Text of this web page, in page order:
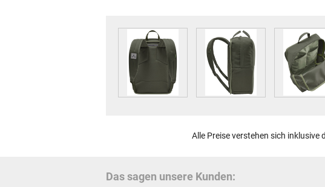
Alle Preise verstehen sich inklusive
Das sagen unsere Kunden: